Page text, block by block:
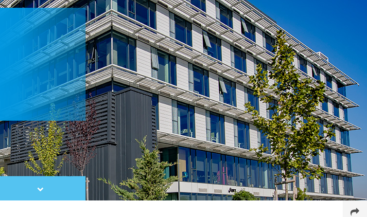
Scroll
to